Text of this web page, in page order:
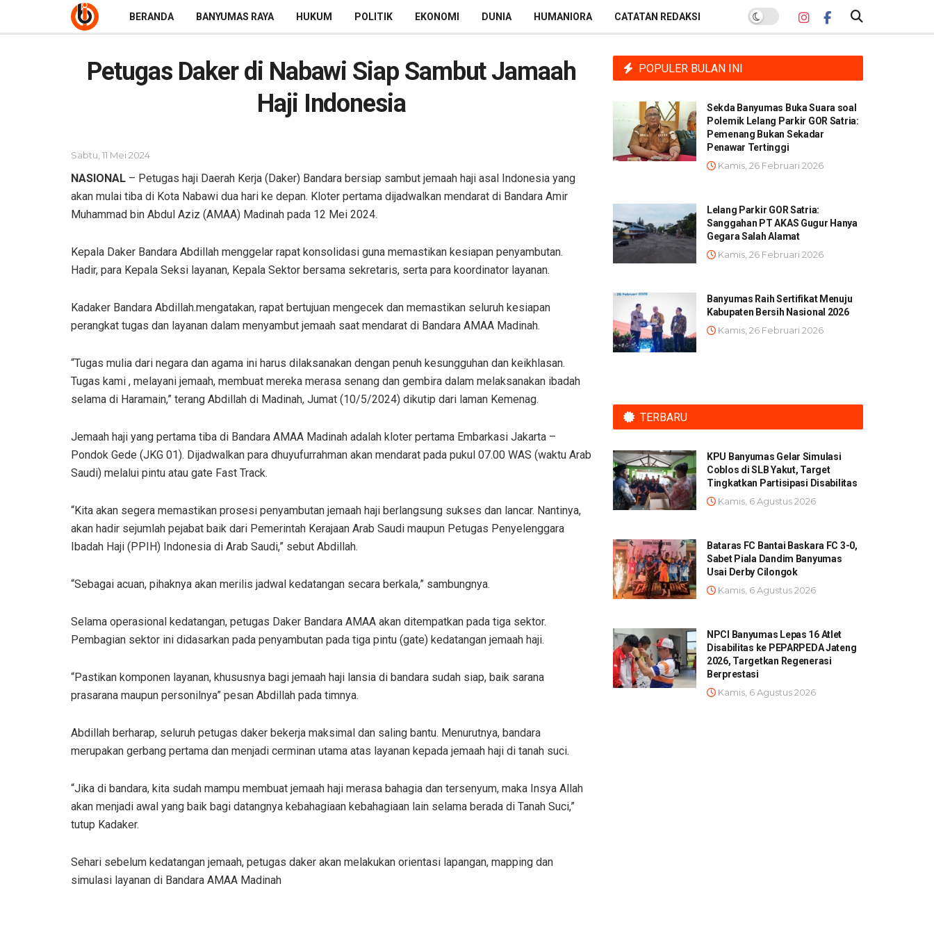
BERANDA BANYUMAS RAYA HUKUM POLITIK EKONOMI DUNIA HUMANIORA CATATAN REDAKSI
Petugas Daker di Nabawi Siap Sambut Jamaah
Haji Indonesia
Sabtu, 11 Mei 2024
NASIONAL – Petugas haji Daerah Kerja (Daker) Bandara bersiap sambut jemaah haji asal Indonesia yang
akan mulai tiba di Kota Nabawi dua hari ke depan. Kloter pertama dijadwalkan mendarat di Bandara Amir
Muhammad bin Abdul Aziz (AMAA) Madinah pada 12 Mei 2024.
Kepala Daker Bandara Abdillah menggelar rapat konsolidasi guna memastikan kesiapan penyambutan.
Hadir, para Kepala Seksi layanan, Kepala Sektor bersama sekretaris, serta para koordinator layanan.
Kadaker Bandara Abdillah.mengatakan, rapat bertujuan mengecek dan memastikan seluruh kesiapan
perangkat tugas dan layanan dalam menyambut jemaah saat mendarat di Bandara AMAA Madinah.
“Tugas mulia dari negara dan agama ini harus dilaksanakan dengan penuh kesungguhan dan keikhlasan.
Tugas kami , melayani jemaah, membuat mereka merasa senang dan gembira dalam melaksanakan ibadah
selama di Haramain,” terang Abdillah di Madinah, Jumat (10/5/2024) dikutip dari laman Kemenag.
Jemaah haji yang pertama tiba di Bandara AMAA Madinah adalah kloter pertama Embarkasi Jakarta –
Pondok Gede (JKG 01). Dijadwalkan para dhuyufurrahman akan mendarat pada pukul 07.00 WAS (waktu Arab
Saudi) melalui pintu atau gate Fast Track.
“Kita akan segera memastikan prosesi penyambutan jemaah haji berlangsung sukses dan lancar. Nantinya,
akan hadir sejumlah pejabat baik dari Pemerintah Kerajaan Arab Saudi maupun Petugas Penyelenggara
Ibadah Haji (PPIH) Indonesia di Arab Saudi,” sebut Abdillah.
“Sebagai acuan, pihaknya akan merilis jadwal kedatangan secara berkala,” sambungnya.
Selama operasional kedatangan, petugas Daker Bandara AMAA akan ditempatkan pada tiga sektor.
Pembagian sektor ini didasarkan pada penyambutan pada tiga pintu (gate) kedatangan jemaah haji.
“Pastikan komponen layanan, khususnya bagi jemaah haji lansia di bandara sudah siap, baik sarana
prasarana maupun personilnya” pesan Abdillah pada timnya.
Abdillah berharap, seluruh petugas daker bekerja maksimal dan saling bantu. Menurutnya, bandara
merupakan gerbang pertama dan menjadi cerminan utama atas layanan kepada jemaah haji di tanah suci.
“Jika di bandara, kita sudah mampu membuat jemaah haji merasa bahagia dan tersenyum, maka Insya Allah
akan menjadi awal yang baik bagi datangnya kebahagiaan kebahagiaan lain selama berada di Tanah Suci,”
tutup Kadaker.
Sehari sebelum kedatangan jemaah, petugas daker akan melakukan orientasi lapangan, mapping dan
simulasi layanan di Bandara AMAA Madinah
POPULER BULAN INI
Sekda Banyumas Buka Suara soal
Polemik Lelang Parkir GOR Satria:
Pemenang Bukan Sekadar
Penawar Tertinggi
Kamis, 26 Februari 2026
Lelang Parkir GOR Satria:
Sanggahan PT AKAS Gugur Hanya
Gegara Salah Alamat
Kamis, 26 Februari 2026
Banyumas Raih Sertifikat Menuju
Kabupaten Bersih Nasional 2026
Kamis, 26 Februari 2026
TERBARU
KPU Banyumas Gelar Simulasi
Coblos di SLB Yakut, Target
Tingkatkan Partisipasi Disabilitas
Kamis, 6 Agustus 2026
Bataras FC Bantai Baskara FC 3-0,
Sabet Piala Dandim Banyumas
Usai Derby Cilongok
Kamis, 6 Agustus 2026
NPCI Banyumas Lepas 16 Atlet
Disabilitas ke PEPARPEDA Jateng
2026, Targetkan Regenerasi
Berprestasi
Kamis, 6 Agustus 2026